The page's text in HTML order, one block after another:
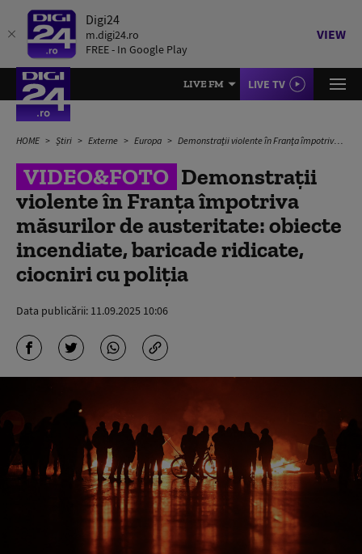
Digi24
m.digi24.ro
FREE - In Google Play
VIEW
LIVE FM LIVE TV
HOME Știri Externe Europa Demonstrații violente în Franța împotriva măsurilor de austeritate: obiecte incendiate, baricade ridicate, ciocniri cu poliția
VIDEO&FOTO Demonstrații
violente în Franța împotriva
măsurilor de austeritate: obiecte
incendiate, baricade ridicate,
ciocniri cu poliția
Data publicării: 11.09.2025 10:06